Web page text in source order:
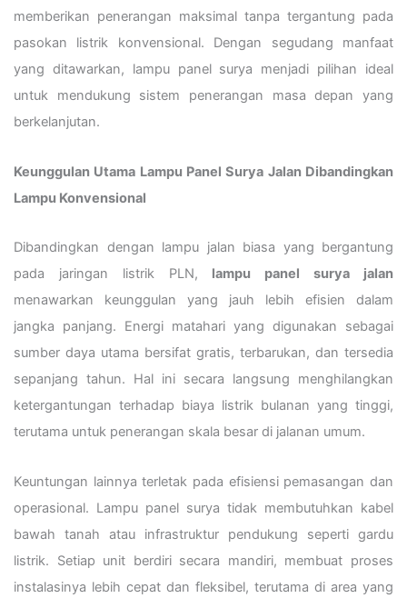
memberikan penerangan maksimal tanpa tergantung pada
pasokan listrik konvensional. Dengan segudang manfaat
yang ditawarkan, lampu panel surya menjadi pilihan ideal
untuk mendukung sistem penerangan masa depan yang
berkelanjutan.
Keunggulan Utama Lampu Panel Surya Jalan Dibandingkan
Lampu Konvensional
Dibandingkan dengan lampu jalan biasa yang bergantung
pada jaringan listrik PLN, lampu panel surya jalan
menawarkan keunggulan yang jauh lebih efisien dalam
jangka panjang. Energi matahari yang digunakan sebagai
sumber daya utama bersifat gratis, terbarukan, dan tersedia
sepanjang tahun. Hal ini secara langsung menghilangkan
ketergantungan terhadap biaya listrik bulanan yang tinggi,
terutama untuk penerangan skala besar di jalanan umum.
Keuntungan lainnya terletak pada efisiensi pemasangan dan
operasional. Lampu panel surya tidak membutuhkan kabel
bawah tanah atau infrastruktur pendukung seperti gardu
listrik. Setiap unit berdiri secara mandiri, membuat proses
instalasinya lebih cepat dan fleksibel, terutama di area yang